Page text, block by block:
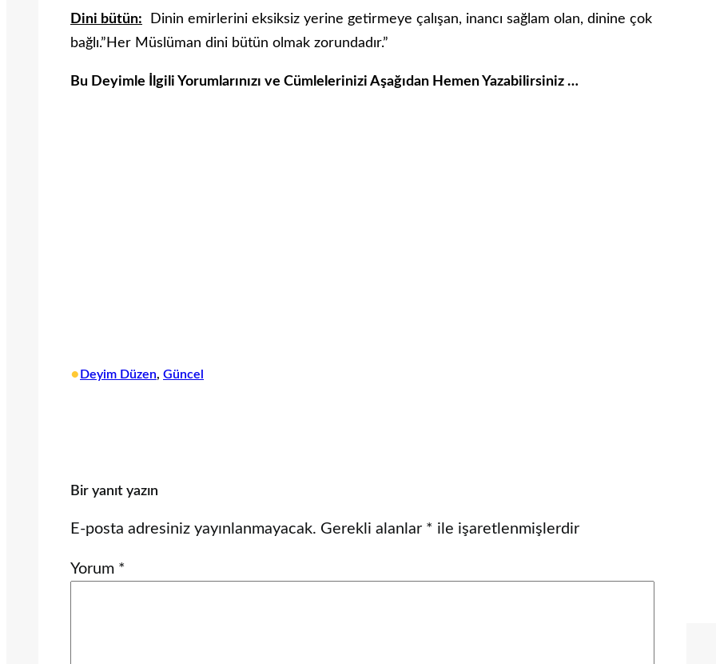
Dini bütün: Dinin emirlerini eksiksiz yerine getirmeye çalışan, inancı sağlam olan, dinine çok
bağlı.”Her Müslüman dini bütün olmak zorundadır.”
Bu Deyimle İlgili Yorumlarınızı ve Cümlelerinizi Aşağıdan Hemen Yazabilirsiniz …
• Deyim Düzen, Güncel
Bir yanıt yazın
E-posta adresiniz yayınlanmayacak. Gerekli alanlar * ile işaretlenmişlerdir
Yorum *